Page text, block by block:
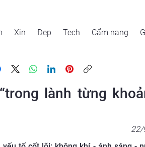
Xịn Đẹp Tech Cẩm nang
lành từng
22/